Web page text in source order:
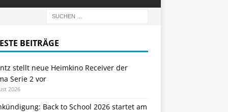
BEITRÄGE
stellt neue Heimkino Receiver der
Serie 2 vor
2026
Back to School 2026 startet am